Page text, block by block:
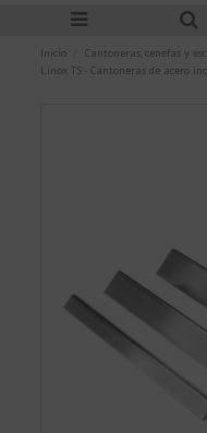
Inicio Cantoneras, cenefas y
Linox TS - Cantoneras de acero